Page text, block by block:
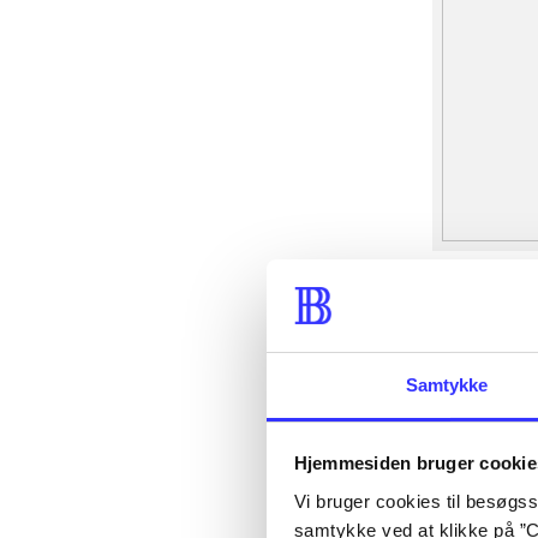
Samtykke
Hjemmesiden bruger
Vi bruger cookies til
samtykke ved at klikke på